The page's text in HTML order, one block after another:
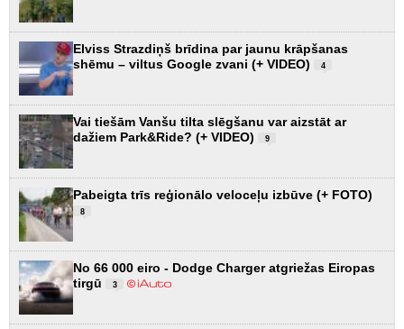
Elviss Strazdiņš brīdina par jaunu krāpšanas
shēmu – viltus Google zvani (+ VIDEO)
4
Vai tiešām Vanšu tilta slēgšanu var aizstāt ar
dažiem Park&Ride? (+ VIDEO)
9
Pabeigta trīs reģionālo veloceļu izbūve (+ FOTO)
8
No 66 000 eiro - Dodge Charger atgriežas Eiropas
tirgū
3